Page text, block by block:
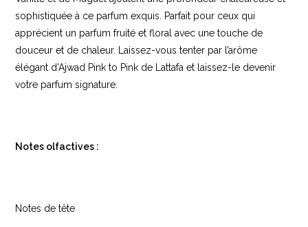
sophistiquée à ce parfum exquis. Parfait pour ceux qui
apprécient un parfum fruité et floral avec une touche de
douceur et de chaleur. Laissez-vous tenter par l’arôme
élégant d’Ajwad Pink to Pink de Lattafa et laissez-le devenir
votre parfum signature.
Notes olfactives :
Notes de tête